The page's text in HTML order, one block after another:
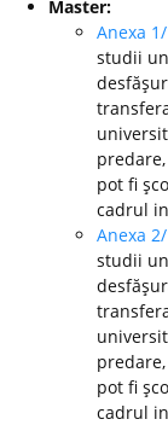
Master:
Anexa
studii
pot fi
cadrul
Anexa
studii
pot fi
cadrul